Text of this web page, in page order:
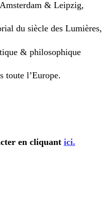
& Leipzig,
du siècle des Lumières,
& philosophique
toute l’Europe.
en cliquant ici.